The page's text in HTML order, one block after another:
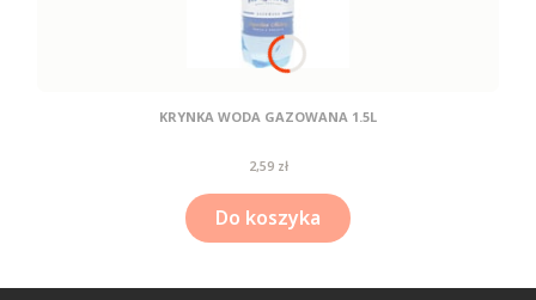
KRYNKA WODA GAZOWANA 1.5L
Cena
2,59 zł
Do koszyka